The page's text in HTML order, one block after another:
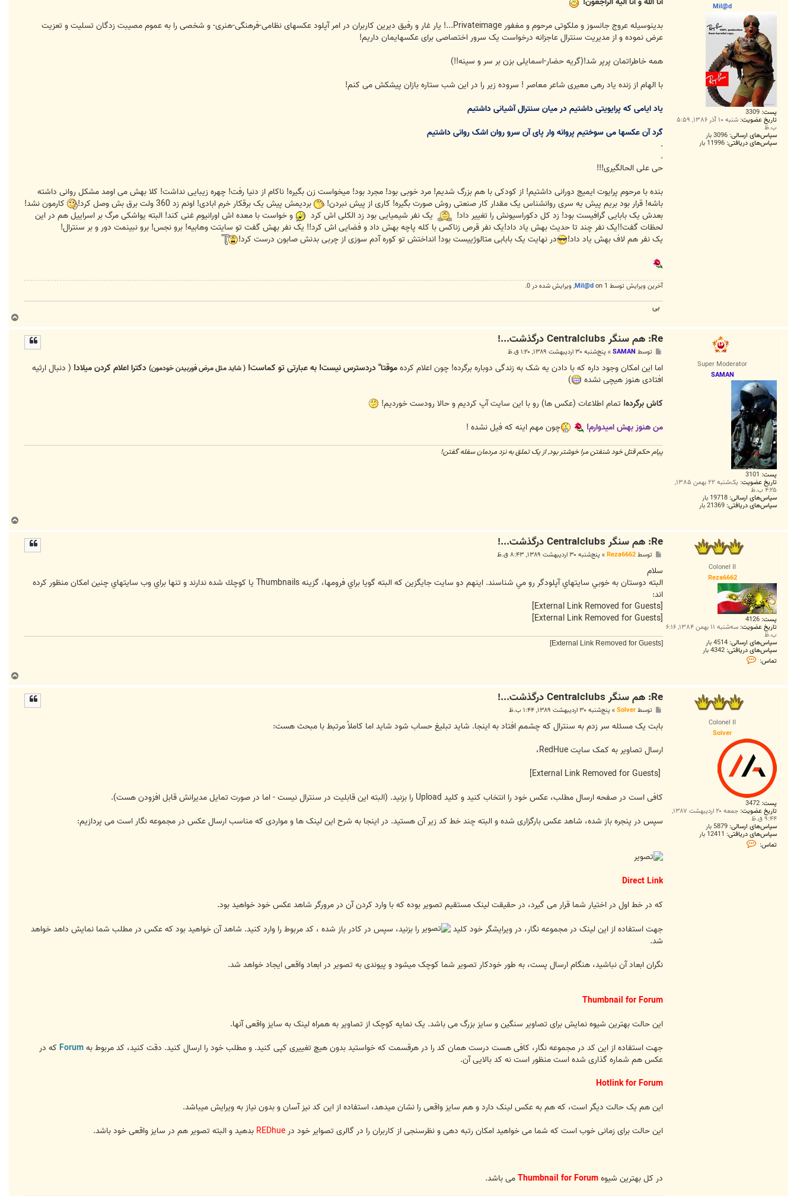
Mil@d
پست: 3309
تاریخ عضویت: شنبه ۱۰ آذر ۱۳۸۶, ۵:۵۹
ب.ظ
سپاس‌های ارسالی: 3096 بار
سپاس‌های دریافتی: 11996 بار
بدینوسیله عروج جانسوز و ملکوتی مرحوم و مغفور Privateimage...! یار غار و رفیق دیرین کاربران در امر آپلود عکسهای نظامی-فرهنگی-هنری- و شخصی را به عموم مصیبت زدگان تسلیت و تعزیت
عرض نموده و از مدیریت سنترال عاجزانه درخواست یک سرور اختصاصی برای عکسهایمان داریم!
همه خاطراتمان پرپر شد!(گریه حضار-اسمایلی بزن بر سر و سینه!!)
با الهام از زنده یاد رهی معیری شاعر معاصر ! سروده زیر را در این شب ستاره بازان پیشکش می کنم!
یاد ایامی که پرایویتی داشتیم در میان سنترال آشیانی داشتیم
گرد آن عکسها می سوختیم پروانه وار پای آن سرو روان اشک روانی داشتیم
.
.
حی علی الحالگیری!!!
بنده با مرحوم پرایوت ایمیج دورانی داشتیم! از کودکی با هم بزرگ شدیم! مرد خوبی بود! مجرد بود! میخواست زن بگیره! ناکام از دنیا رفت! چهره زیبایی نداشت! کلا بهش می اومد مشکل روانی داشته
باشه! قرار بود بریم پیش یه سری روانشناس یک مقدار کار صنعتی روش صورت بگیره! کاری از پیش نبردن!
بردیمش پیش یک برقکار خرم ابادی! اونم زد 360 ولت برق بش وصل کرد!
کارمون نشد!
بعدش یک بابایی گرافیست بود! زد کل دکوراسیونش را تغییر داد!
یک نفر شیمیایی بود زد الکلی اش کرد
و خواست با معده اش اورانیوم غنی کند! البته یواشکی مرگ بر اسراییل هم در این
لحظات گفت!!یک نفر چند تا حدیث بهش یاد داد!یک نفر قرص زناکس با کله پاچه بهش داد و فضایی اش کرد!! یک نفر بهش گفت تو سایتت وهابیه! برو نجس! برو نبینمت دور و بر سنترال!
یک نفر هم لاف بهش یاد داد!
در نهایت یک بابابی متالوژییست بود! انداختش تو کوره آدم سوزی از چربی بدنش صابون درست کرد!
آخرین ويرايش توسط 1 on Mil@d, ويرايش شده در 0.
بی
ا
Super Moderator
SAMAN
پست: 3101
تاریخ عضویت: یک‌شنبه ۲۲ بهمن ۱۳۸۵,
۴:۲۵ ب.ظ
سپاس‌های ارسالی: 19718 بار
سپاس‌های دریافتی: 21369 بار
Re: هم سنگر Centralclubs درگذشت...!
ت
توسط SAMAN
» پنج‌شنبه ۳۰ اردیبهشت ۱۳۸۹, ۱:۲۰ ق.ظ
اما این امکان وجود داره که با دادن یه شک به زندگی دوباره برگرده! چون اعلام کردهموقتا" دردسترس نیست! به عبارتی تو کماست! ( شاید مثل مرض فوربیدن خودمون) دکترا اعلام کردن میلاد! ( دنبال ارثیه
افتادی هنوز هیچی نشده
)
کاش برگرده! تمام اطلاعات (عکس ها) رو با این سایت آپ کردیم و حالا رودست خوردیم!
من هنوز بهش امیدوارم!
چون مهم اینه که فیل نشده !
پیام حکم قتل خود شنفتن مرا خوشتر بود, از یک تملق به نزد مردمان سفله گفتن!
ا
Colonel II
Reza6662
پست: 4126
تاریخ عضویت: سه‌شنبه ۱۱ بهمن ۱۳۸۴, ۶:۱۶
ب.ظ
سپاس‌های ارسالی: 4514 بار
سپاس‌های دریافتی: 4342 بار
تماس:
ت
R
z
2
Re: هم سنگر Centralclubs درگذشت...!
ت
توسطReza6662
» پنج‌شنبه ۳۰ اردیبهشت ۱۳۸۹, ۸:۴۳ ق.ظ
سلام
البته دوستان به خوبي سايتهاي آپلودگر رو مي شناسند. اينهم دو سايت جايگزين كه البته گويا براي فرومها، گزينه Thumbnails يا كوچك شده ندارند و تنها براي وب سايتهاي چنين امكان منظور كرده
اند:
[External Link Removed for Guests]
[External Link Removed for Guests]
[External Link Removed for Guests]
ا
Colonel II
Solver
پست: 3472
تاریخ عضویت: جمعه ۲۰ اردیبهشت ۱۳۸۷,
۹:۴۴ ق.ظ
سپاس‌های ارسالی: 5879 بار
سپاس‌های دریافتی: 12411 بار
تماس:
ت
Re: هم سنگر Centralclubs درگذشت...!
ت
توسطSolver
» پنج‌شنبه ۳۰ اردیبهشت ۱۳۸۹, ۱:۴۴ ب.ظ
بابت یک مسئله سر زدم به سنترال که چشمم افتاد به اینجا. شاید تبلیغ حساب شود شاید اما کاملاً مرتبط با مبحث هست:
ارسال تصاویر به کمک سایت RedHue،
[External Link Removed for Guests]
کافی است در صفحه ارسال مطلب، عکس خود را انتخاب کنید و کلید Upload را بزنید. (البته این قابلیت در سنترال نیست - اما در صورت تمایل مدیرانش قابل افزودن هست).
سپس در پنجره باز شده، شاهد عکس بارگزاری شده و البته چند خط کد زیر آن هستید. در اینجا به شرح این لینک ها و مواردی که مناسب ارسال عکس در مجموعه نگار است می پردازیم:
Direct Link
که در خط اول در اختیار شما قرار می گیرد، در حقیقت لینک مستقیم تصویر بوده که با وارد کردن آن در مرورگر شاهد عکس خود خواهید بود.
جهت استفاده از این لینک در مجموعه نگار، در ویرایشگر خود کلید
را بزنید، سپس در کادر باز شده ، کد مربوط را وارد کنید. شاهد آن خواهید بود که عکس در مطلب شما نمایش داهد خواهد
شد.
نگران ابعاد آن نباشید، هنگام ارسال پست، به طور خودکار تصویر شما کوچک میشود و پیوندی به تصویر در ابعاد واقعی ایجاد خواهد شد.
Thumbnail for Forum
این حالت بهترین شیوه نمایش برای تصاویر سنگین و سایز بزرگ می باشد. یک نمایه کوچک از تصاویر به همراه لینک به سایز واقعی آنها.
جهت استفاده از این کد در مجموعه نگار، کافی هست درست همان کد را در هرقسمت که خواستید بدون هیچ تغییری کپی کنید. و مطلب خود را ارسال کنید. دقت کنید، کد مربوط بهForum که در
عکس هم شماره گذاری شده است منظور است نه کد بالایی آن.
Hotlink for Forum
این هم یک حالت دیگر است، که هم به عکس لینک دارد و هم سایز واقعی را نشان میدهد، استفاده از این کد نیز آسان و بدون نیاز به ویرایش میباشد.
این حالت برای زمانی خوب است که شما می خواهید امکان رتبه دهی و نظرسنجی از کاربران را در گالری تصوایر خود درREDhue بدهید و البته تصویر هم در سایز واقعی خود باشد.
در کل بهترین شیوهThumbnail for Forumمی باشد.